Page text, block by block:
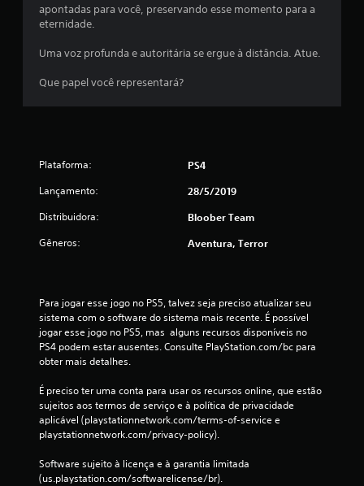
e
s
s
i
f
apontadas para você, preservando esse momento para a
eternidade.
Uma voz profunda e autoritária se ergue à distância. Atue.
Que papel você representará?
Plataforma: PS4
Lançamento: 28/5/2019
Distribuidora: Bloober Team
Gêneros: Aventura, Terror
Para jogar esse jogo no PS5, talvez seja preciso atualizar seu
sistema com o software do sistema mais recente. É possível
jogar esse jogo no PS5, mas  alguns recursos disponíveis no
PS4 podem estar ausentes. Consulte PlayStation.com/bc para
obter mais detalhes.
É preciso ter uma conta para usar os recursos online, que estão
sujeitos aos termos de serviço e à política de privacidade
aplicável (playstationnetwork.com/terms-of-service e
playstationnetwork.com/privacy-policy).
Software sujeito à licença e à garantia limitada
(us.playstation.com/softwarelicense/br).